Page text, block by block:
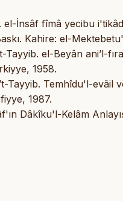
el-İnsâf fîmâ yecibu
Kahire: el-
el-Beyân ani’l-
1958.
Tayyib. Temhîdu'l-evâil
1987.
Dâkîku'l-Kelâm